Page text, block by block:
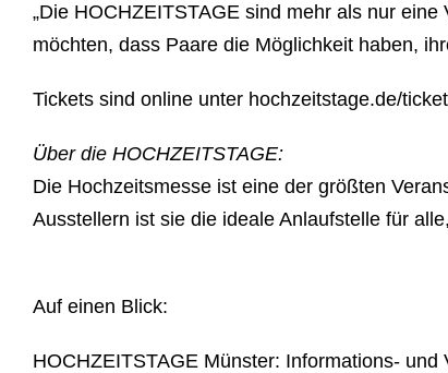
„Die HOCHZEITSTAGE sind mehr als nur
möchten, dass Paare die Möglichkeit haben,
Tickets sind online unter hochzeitstage.de/
Über die HOCHZEITSTAGE:
Die Hochzeitsmesse ist eine der größten
Ausstellern ist sie die ideale Anlaufstelle für
Auf einen Blick:
HOCHZEITSTAGE Münster: Informations- und